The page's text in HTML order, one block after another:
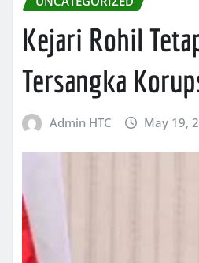
Kejari Rohil
Tersangka
Admin HTC May 19,